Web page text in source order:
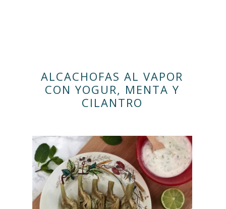
ALCACHOFAS AL VAPOR
CON YOGUR, MENTA Y
CILANTRO